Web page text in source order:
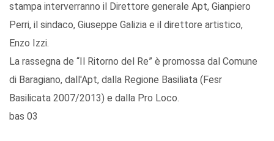
stampa interverranno il Direttore generale Apt, Gianpiero
Perri, il sindaco, Giuseppe Galizia e il direttore artistico,
Enzo Izzi.
La rassegna de “Il Ritorno del Re” è promossa dal Comune
di Baragiano, dall'Apt, dalla Regione Basiliata (Fesr
Basilicata 2007/2013) e dalla Pro Loco.
bas 03